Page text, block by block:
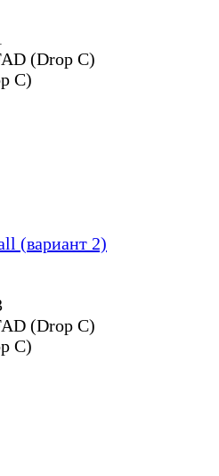
(Drop C)
C)
(вариант 2)
(Drop C)
C)